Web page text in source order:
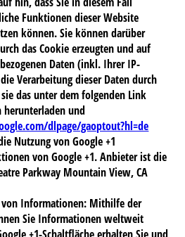
Funktionen dieser Website
können. Sie können darüber
das Cookie erzeugten und auf
Daten (inkl. Ihrer IP-
Verarbeitung dieser Daten durch
das unter dem folgenden Link
herunterladen und
dlpage/gaoptout?hl=de
Nutzung von Google +1
von Google +1. Anbieter ist die
Parkway Mountain View, CA
von Informationen: Mithilfe der
Sie Informationen weltweit